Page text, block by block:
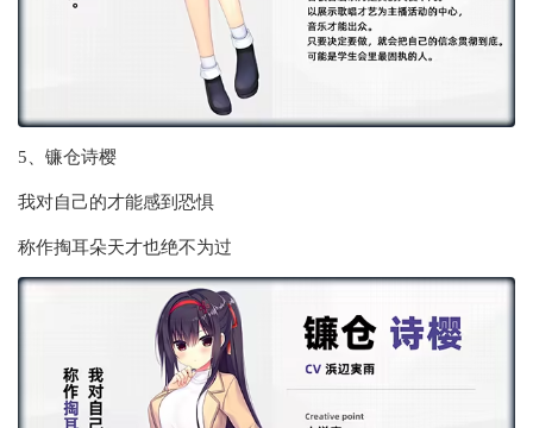
5、镰仓诗樱
我对自己的才能感到恐惧
称作掏耳朵天才也绝不为过